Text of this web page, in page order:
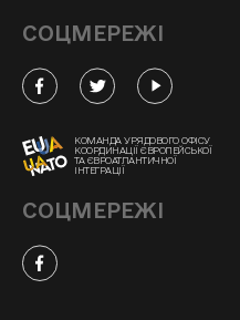
СОЦМЕРЕЖІ
КОМАНДА УРЯДОВОГО ОФІСУ
КООРДИНАЦІЇ ЄВРОПЕЙСЬКОЇ
ТА ЄВРОАТЛАНТИЧНОЇ
ІНТЕГРАЦІЇ
СОЦМЕРЕЖІ